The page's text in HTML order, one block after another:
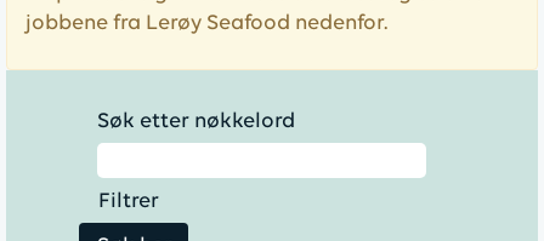
jobbene fra Lerøy Seafood nedenfor.
Søk etter nøkkelord
Filtrer